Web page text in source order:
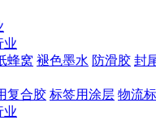
业
蜂窝 褪色墨水 防滑胶 封
复合胶 标签用涂层 物流
业